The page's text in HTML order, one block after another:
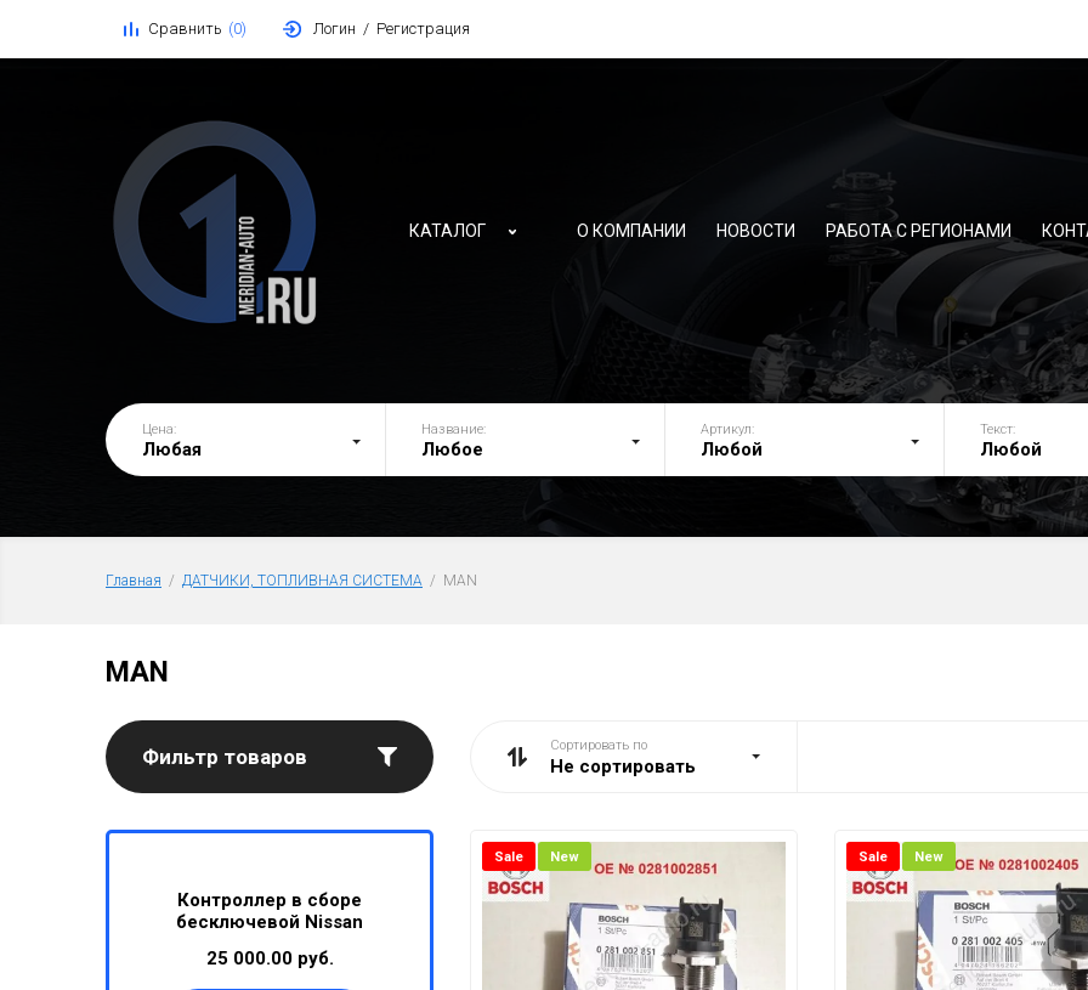
Сравнить 0 Логин / Регистрация
КАТАЛОГ
РУЛЕВЫЕ РЕЙКИ
БЛОКИ УПРАВЛЕНИЯ ДВС, АКПП ( МОЗГИ )
ДАТЧИКИ АБС
ДАТЧИКИ, ТОПЛИВНАЯ СИСТЕМА
СИСТЕМЫ СЦЕПЛЕНИЯ, ТОРМОЗОВ
О КОМПАНИИ НОВОСТИ РАБОТА С РЕГИОНАМИ
Цена:
Любая
Название:
Любое
Артикул:
Любой
Текст:
Любой
Главная
  /
ДАТЧИКИ, ТОПЛИВНАЯ СИСТЕМА
  /  MAN
MAN
Фильтр товаров
Контроллер в сборе
бесключевой Nissan
25 000.00 руб.
Блок управления
парктрониками Nissan
25 000.00 руб.
Выключатель багажника в
сборе 2 кнопки Nissan
5 000.00 руб.
Сортировать по
Не сортировать
Sale New Sale New